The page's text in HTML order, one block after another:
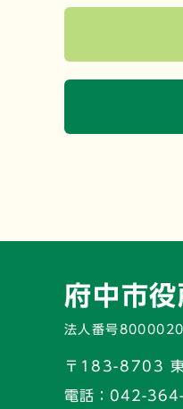
府中市役
法人番号
〒183-8703 東
電話： 042-364-